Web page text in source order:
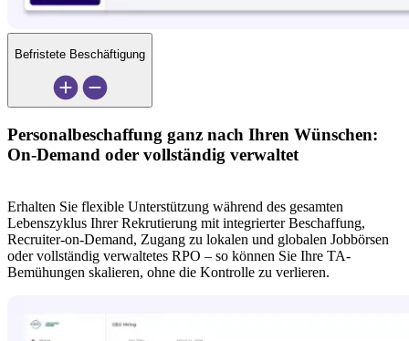
Befristete Beschäftigung
Personalbeschaffung ganz nach Ihren Wünschen:
On-Demand oder vollständig verwaltet
Erhalten Sie flexible Unterstützung während des gesamten
Lebenszyklus Ihrer Rekrutierung mit integrierter Beschaffung,
Recruiter-on-Demand, Zugang zu lokalen und globalen Jobbörsen
oder vollständig verwaltetes RPO – so können Sie Ihre TA-
Bemühungen skalieren, ohne die Kontrolle zu verlieren.